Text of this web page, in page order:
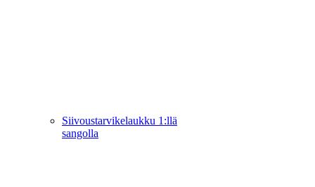
Siivoustarvikelaukku 1:llä
sangolla